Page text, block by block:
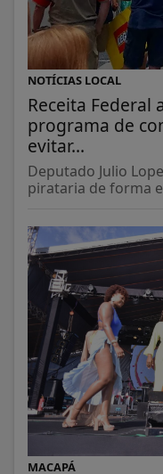
NOTÍCIAS LOCAL
Receita Federal
programa de
evitar...
Deputado Julio
pirataria de forma
MACAPÁ